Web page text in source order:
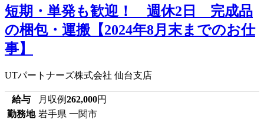
短期・単発も歓迎！ 週休2日 完成品
の梱包・運搬【2024年8月末までのお仕
事】
UTパートナーズ株式会社 仙台支店
給与 月収例262,000円
勤務地 岩手県 一関市